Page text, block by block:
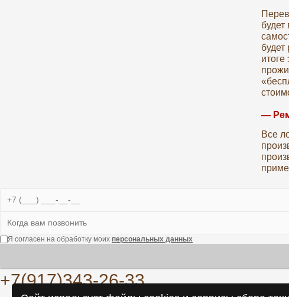
будет
—
Все
Я согласен на обработку моих персональных данных
+7(917)343-26-33